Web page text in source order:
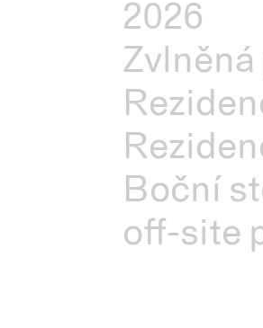
2026
Boční
off-site